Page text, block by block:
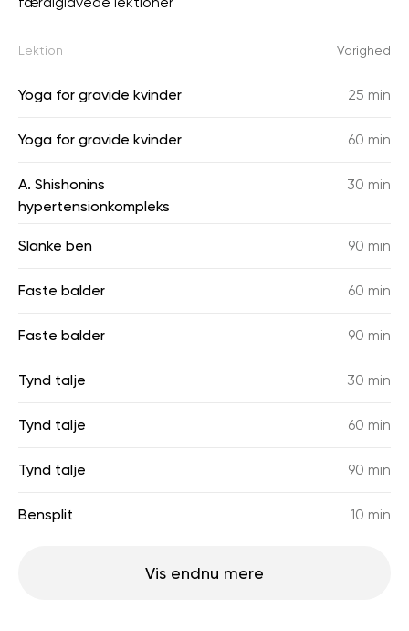
Lektion Varighed
Yoga for gravide kvinder 25 min
Yoga for gravide kvinder 60 min
A. Shishonins
hypertensionkompleks
30 min
Slanke ben 90 min
Faste balder 60 min
Faste balder 90 min
Tynd talje 30 min
Tynd talje 60 min
Tynd talje 90 min
Bensplit 10 min
Vis endnu mere